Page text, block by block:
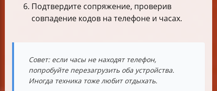
Подтвердите сопряжение, проверив
совпадение кодов на телефоне и часах.
Совет: если часы не находят телефон,
попробуйте перезагрузить оба устройства.
Иногда техника тоже любит отдыхать.